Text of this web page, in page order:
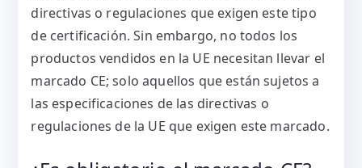
directivas o regulaciones que exigen este tipo
de certificación. Sin embargo, no todos los
productos vendidos en la UE necesitan llevar el
marcado CE; solo aquellos que están sujetos a
las especificaciones de las directivas o
regulaciones de la UE que exigen este marcado.